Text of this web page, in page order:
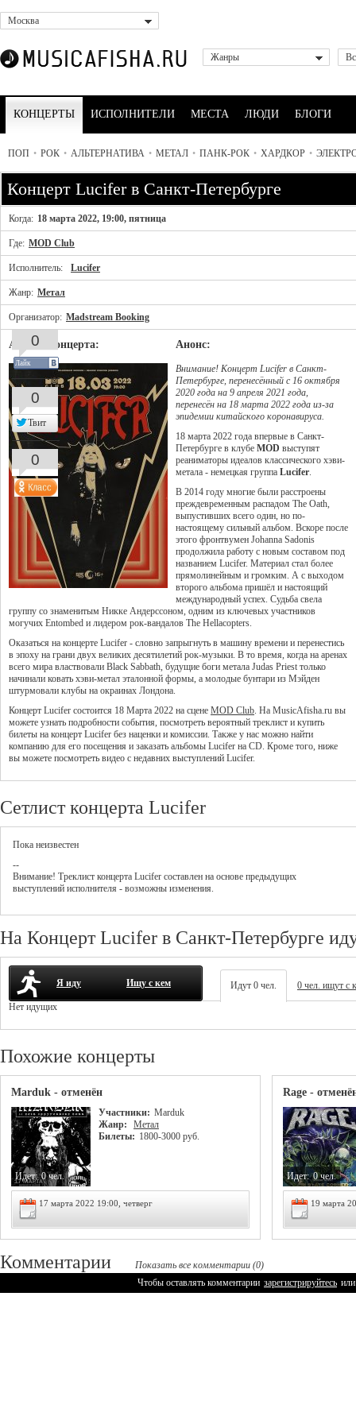
Москва
Жанры
КОНЦЕРТЫ ИСПОЛНИТЕЛИ МЕСТА ЛЮДИ БЛОГИ
ПОП • РОК • АЛЬТЕРНАТИВА • МЕТАЛ • ПАНК-РОК • ХАРДКОР •
Концерт Lucifer в Санкт-Петербурге
Когда: 18 марта 2022, 19:00, пятница
Где: MOD Club
Исполнитель: Lucifer
Жанр: Метал
Организатор: Madstream Booking
Афиша концерта: Анонс:
Внимание! Концерт Lucifer в Санкт-
Петербурге, перенесённый с 16 октября
2020 года на 9 апреля 2021 года,
перенесён на 18 марта 2022 года из-за
эпидемии китайского коронавируса.
18 марта 2022 года впервые в Санкт-
Петербурге в клубе MOD выступят
реаниматоры идеалов классического хэви-
метала - немецкая группа Lucifer.
В 2014 году многие были расстроены
преждевременным распадом The Oath,
выпустивших всего один, но по-
настоящему сильный альбом. Вскоре после
этого фронтвумен Johanna Sadonis
продолжила работу с новым составом под
названием Lucifer. Материал стал более
прямолинейным и громким. А с выходом
второго альбома пришёл и настоящий
международный успех. Судьба свела
группу со знаменитым Никке Андерссоном, одним из ключевых участников
могучих Entombed и лидером рок-вандалов The Hellacopters.
Оказаться на концерте Lucifer - словно запрыгнуть в машину времени и перенестись
в эпоху на грани двух великих десятилетий рок-музыки. В то время, когда на аренах
всего мира властвовали Black Sabbath, будущие боги метала Judas Priest только
начинали ковать хэви-метал эталонной формы, а молодые бунтари из Мэйден
штурмовали клубы на окраинах Лондона.
Концерт Lucifer состоится 18 Марта 2022 на сцене MOD Club. На MusicAfisha.ru вы
можете узнать подробности события, посмотреть вероятный треклист и купить
билеты на концерт Lucifer без наценки и комиссии. Также у нас можно найти
компанию для его посещения и заказать альбомы Lucifer на CD. Кроме того, ниже
вы можете посмотреть видео с недавних выступлений Lucifer.
Сетлист концерта Lucifer
Пока неизвестен
--
Внимание! Треклист концерта Lucifer составлен на основе предыдущих
выступлений исполнителя - возможны изменения.
На Концерт Lucifer в Санкт-Петербурге
Я иду Ищу с кем Идут 0 чел.
0 чел. ищут с
Нет идущих
Похожие концерты
Marduk - отменён
Участники: Marduk
Жанр:
Метал
Билеты: 1800-3000 руб.
Идет: 0 чел.
17 марта 2022 19:00, четверг
Rage -
Идет: 0 чел.
19 марта
Комментарии
Показать все комментарии (0)
Чтобы оставлять комментарии зарегистрируйтесь или
0
Лайк
0
Твит
0